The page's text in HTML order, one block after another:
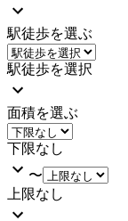
駅徒歩を選ぶ
駅徒歩を選択
面積を選ぶ
下限なし
〜
上限なし